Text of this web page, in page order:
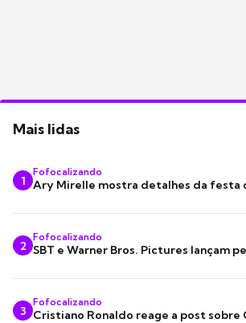
Mais lidas
1
Fofocalizando
Ary Mirelle mostra detalhes da festa
2
Fofocalizando
SBT e Warner Bros. Pictures lançam
3
Fofocalizando
Cristiano Ronaldo reage a post sobre